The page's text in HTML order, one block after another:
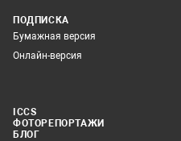
ПОДПИСКА
Бумажная версия
Онлайн-версия
ICCS
ФОТОРЕПОРТАЖИ
БЛОГ